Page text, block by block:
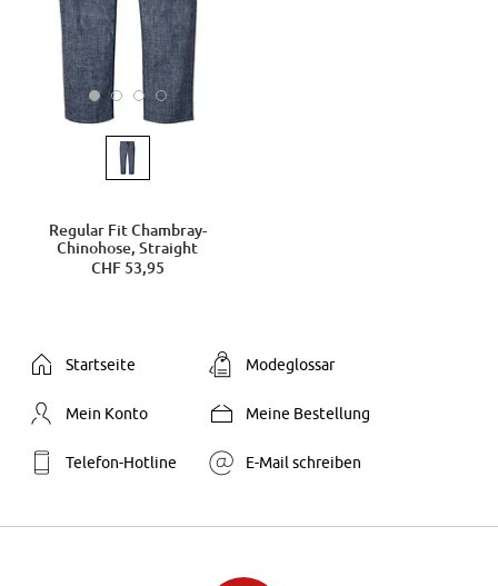
Regular Fit Chambray-
Chinohose, Straight
CHF 53,95
Startseite Modeglossar
Mein Konto Meine Bestellung
Telefon-Hotline E-Mail schreiben